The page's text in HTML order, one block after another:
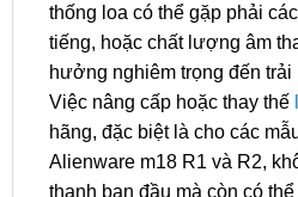
thống loa có thể gặp phải
tiếng, hoặc chất lượng âm
hưởng nghiêm trọng đến trải
Việc nâng cấp hoặc thay thế
hãng, đặc biệt là cho các
Alienware m18 R1 và R2,
thanh ban đầu mà còn có